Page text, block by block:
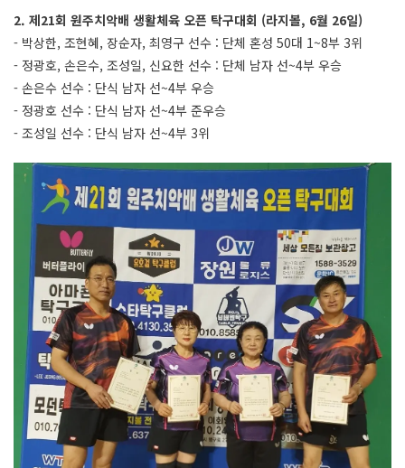
2. 제21회 원주치악배 생활체육 오픈 탁구대회 (라지볼, 6월 26일)
- 박상한, 조현혜, 장순자, 최영구 선수 : 단체 혼성 50대 1~8부 3위
- 정광호, 손은수, 조성일, 신요한 선수 : 단체 남자 선~4부 우승
- 손은수 선수 : 단식 남자 선~4부 우승
- 정광호 선수 : 단식 남자 선~4부 준우승
- 조성일 선수 : 단식 남자 선~4부 3위